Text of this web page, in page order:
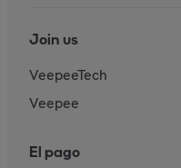
Join us
VeepeeTech
Veepee
El pago